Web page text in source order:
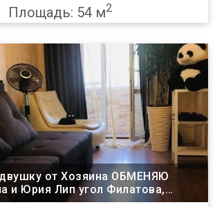
Площадь: 54 м2
от Хозяина ОБМЕНЯЮ
и Юрия Лип угол Филатова,
район, Одесса